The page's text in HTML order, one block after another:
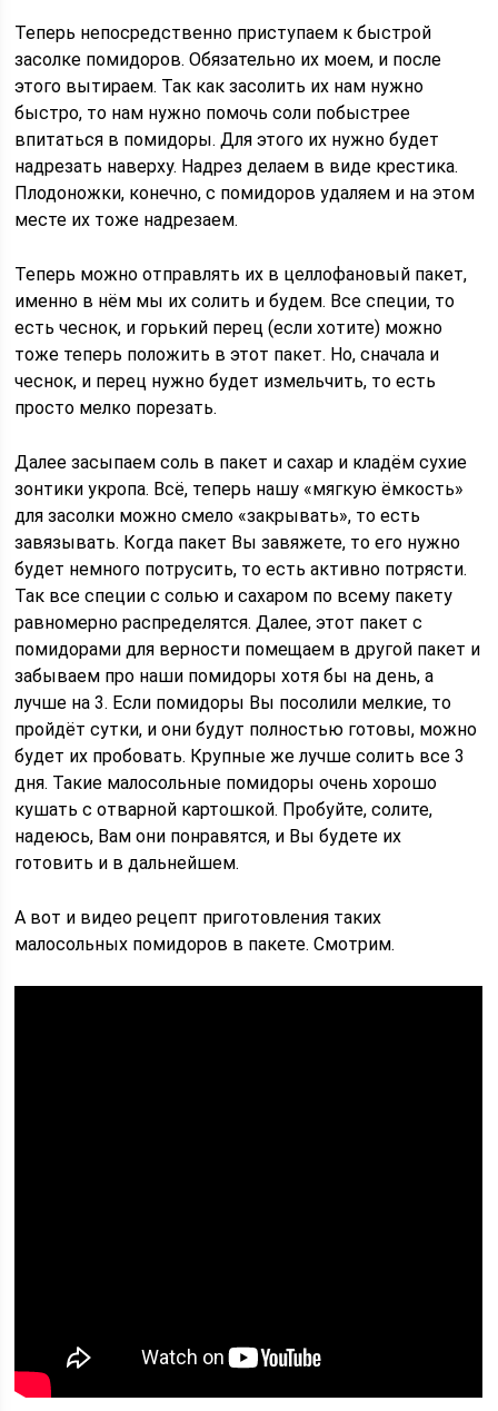
Теперь непосредственно приступаем к быстрой
засолке помидоров. Обязательно их моем, и после
этого вытираем. Так как засолить их нам нужно
быстро, то нам нужно помочь соли побыстрее
впитаться в помидоры. Для этого их нужно будет
надрезать наверху. Надрез делаем в виде крестика.
Плодоножки, конечно, с помидоров удаляем и на этом
месте их тоже надрезаем.
Теперь можно отправлять их в целлофановый пакет,
именно в нём мы их солить и будем. Все специи, то
есть чеснок, и горький перец (если хотите) можно
тоже теперь положить в этот пакет. Но, сначала и
чеснок, и перец нужно будет измельчить, то есть
просто мелко порезать.
Далее засыпаем соль в пакет и сахар и кладём сухие
зонтики укропа. Всё, теперь нашу «мягкую ёмкость»
для засолки можно смело «закрывать», то есть
завязывать. Когда пакет Вы завяжете, то его нужно
будет немного потрусить, то есть активно потрясти.
Так все специи с солью и сахаром по всему пакету
равномерно распределятся. Далее, этот пакет с
помидорами для верности помещаем в другой пакет и
забываем про наши помидоры хотя бы на день, а
лучше на 3. Если помидоры Вы посолили мелкие, то
пройдёт сутки, и они будут полностью готовы, можно
будет их пробовать. Крупные же лучше солить все 3
дня. Такие малосольные помидоры очень хорошо
кушать с отварной картошкой. Пробуйте, солите,
надеюсь, Вам они понравятся, и Вы будете их
готовить и в дальнейшем.
А вот и видео рецепт приготовления таких
малосольных помидоров в пакете. Смотрим.